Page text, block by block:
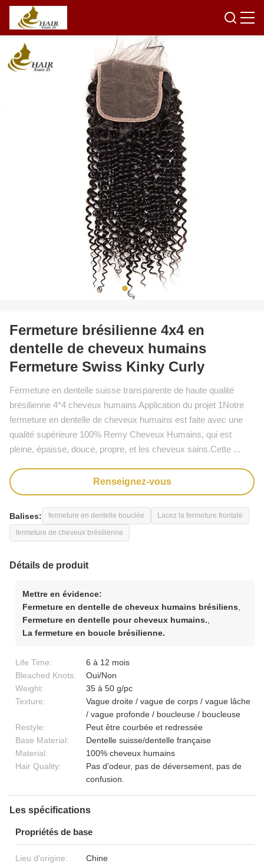
Fermeture brésilienne 4x4 en
dentelle de cheveux humains
Fermeture Swiss Kinky Curly
Fermeture en dentelle suisse transparente de haute qualité
brésilienne 4*4 cheveux humains Application du projet 1Notre
fermeture en dentelle de cheveux humains est faite avec une
qualité supérieure 100% Remy Cheveux Humains, qui est
pleine, épaisse, douce, propre, et les cheveux sains.Cette ...
Renseignez-vous
Balises: fermeture en dentelle bouclée Lacez la fermeture frontale
fermeture de cheveux brésilienne
Détails de produit
Mettre en évidence:
Fermeture en dentelle de cheveux humains brésiliens
Fermeture en dentelle pour cheveux humains.
La fermeture en boucle brésilienne.
Life Time:
6 à 12 mois
Bleached Knots:
Oui/Non
Weight:
35 à 50 g/pc
Texture:
Vague droite / vague de corps / vague lâche
/ vague profonde / boucleuse / boucleuse
Restyle:
Peut être courbée et redressée
Base Material:
Dentelle suisse/dentelle française
Material:
100% cheveux humains
Hair Quality:
Pas d'odeur, pas de déversement, pas de
confusion.
Les spécifications
Propriétés de base
Lieu d'origine:
Chine